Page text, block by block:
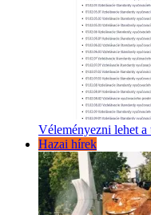
Véleményezni lehet a
Hazai hírek